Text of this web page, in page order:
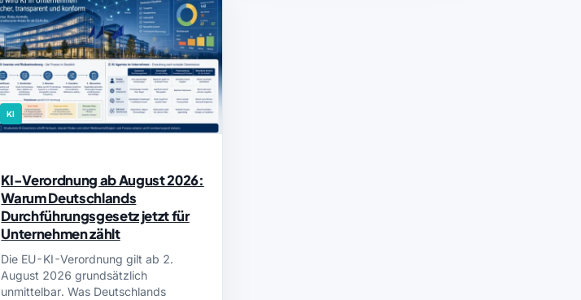
KI
KI-Verordnung ab August 2026:
Warum Deutschlands
Durchführungsgesetz jetzt für
Unternehmen zählt
Die EU-KI-Verordnung gilt ab 2.
August 2026 grundsätzlich
unmittelbar. Was Deutschlands